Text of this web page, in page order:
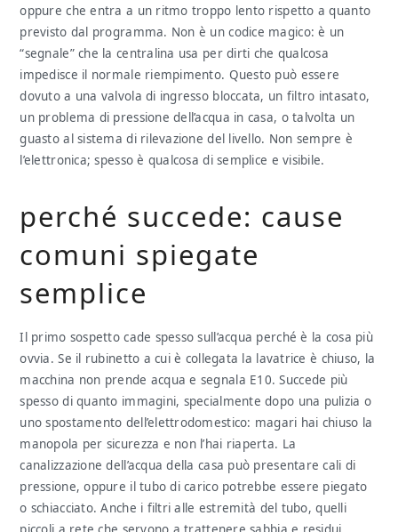
oppure che entra a un ritmo troppo lento rispetto a quanto
previsto dal programma. Non è un codice magico: è un
“segnale” che la centralina usa per dirti che qualcosa
impedisce il normale riempimento. Questo può essere
dovuto a una valvola di ingresso bloccata, un filtro intasato,
un problema di pressione dell’acqua in casa, o talvolta un
guasto al sistema di rilevazione del livello. Non sempre è
l’elettronica; spesso è qualcosa di semplice e visibile.
perché succede: cause
comuni spiegate
semplice
Il primo sospetto cade spesso sull’acqua perché è la cosa più
ovvia. Se il rubinetto a cui è collegata la lavatrice è chiuso, la
macchina non prende acqua e segnala E10. Succede più
spesso di quanto immagini, specialmente dopo una pulizia o
uno spostamento dell’elettrodomestico: magari hai chiuso la
manopola per sicurezza e non l’hai riaperta. La
canalizzazione dell’acqua della casa può presentare cali di
pressione, oppure il tubo di carico potrebbe essere piegato
o schiacciato. Anche i filtri alle estremità del tubo, quelli